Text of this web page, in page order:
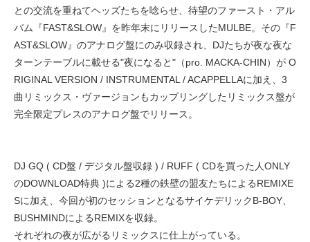
との交流を重ねてヘッズたちを唸らせ、待望のファースト・アル
バム『FAST&SLOW』を昨年末にリリースしたMULBE。その『F
AST&SLOW』のアナログ盤にのみ収録され、DJたちが夜な夜な
ターンテーブルに載せる"夜になると"（pro. MACKA-CHIN）が O
RIGINAL VERSION / INSTRUMENTAL / ACAPPELLAに加え、3
曲リミックス・ヴァージョンもカップリングしたリミックス盤が
完全限定プレスのアナログ盤でリリース。
DJ GQ ( CD盤 / デジタル盤収録 ) / RUFF ( CDを買った人ONLY
のDOWNLOAD特典 )による2種の鉄壁の盟友たちによるREMIXE
Sに加え、今回が初のセッションとなるサイケデリックB-BOY、
BUSHMINDによるREMIXを収録。
それぞれの夜が広がるリミックスに仕上がっている。